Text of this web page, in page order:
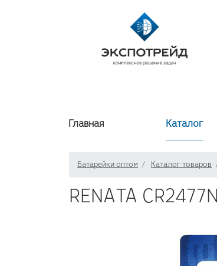
Главная Каталог
Батарейки оптом Каталог товаров
RENATA